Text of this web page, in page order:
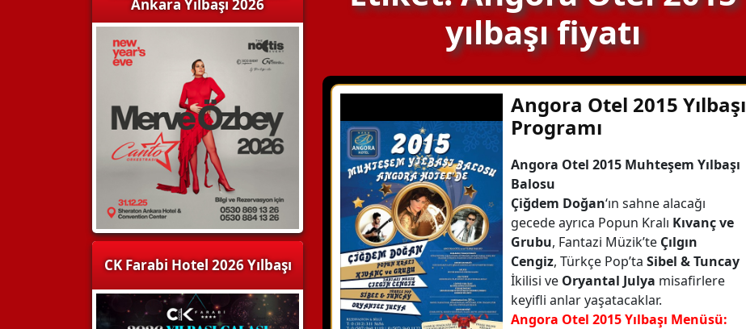
Ankara Yılbaşı 2026
CK Farabi Hotel 2026 Yılbaşı
yılbaşı fiyatı
Angora Otel 2015 Yılbaşı
Programı
Angora Otel 2015 Muhteşem Yılbaşı
Balosu
Çiğdem Doğan‘ın sahne alacağı
gecede ayrıca Popun Kralı Kıvanç ve
Grubu, Fantazi Müzik’te Çılgın
Cengiz, Türkçe Pop’ta Sibel & Tuncay
İkilisi ve Oryantal Julya misafirlere
keyifli anlar yaşatacaklar.
Angora Otel 2015 Yılbaşı Menüsü: